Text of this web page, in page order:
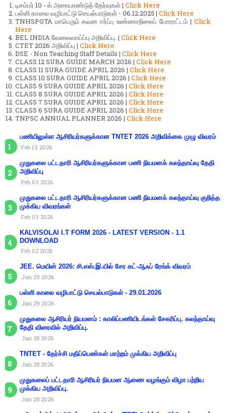
டிசம்பர் 10 - ல் அரையாண்டுத் தேர்வுகள் | Click Here
பள்ளி காலை வழிபாட்டு செயல்பாடுகள் - 06.12.2025 | Click Here
TNHSPGTA மாபெரும் கவன ஈர்ப்பு உண்ணாநிலைப் போராட்டம் | Click
Here
BEL INDIA வேலைவாய்ப்பு அறிவிப்பு. | Click Here
CTET 2026 அறிவிப்பு | Click Here
DSE - Non Teaching Staff Details | Click Here
CLASS 12 SURA GUIDE MARCH 2026 | Click Here
CLASS 11 SURA GUIDE APRIL 2026 | Click Here
CLASS 10 SURA GUIDE APRIL 2026 | Click Here
CLASS 9 SURA GUIDE APRIL 2026 | Click Here
CLASS 8 SURA GUIDE APRIL 2026 | Click Here
CLASS 7 SURA GUIDE APRIL 2026 | Click Here
CLASS 6 SURA GUIDE APRIL 2026 | Click Here
TNPSC ANNUAL PLANNER 2026 | Click Here
பணியிலுள்ள ஆசிரியர்களுக்கான TNTET 2026 அறிவிக்கை முழு விவரம்
Feb 13 2026
முதுகலை பட்டதாரி ஆசிரியர்களுக்கான பணி நியமனக் கலந்தாய்வு தேதி
அறிவிப்பு
Feb 03 2026
முதுகலை பட்டதாரி ஆசிரியர்களுக்கான பணி நியமனக் கலந்தாய்வு குறித்த
முக்கிய விவரங்கள்
Feb 03 2026
KALVISOLAI I.T FORM 2026 - LATEST VERSION - 1.1
DOWNLOAD
Feb 02 2026
JEE. மெயின் 2026: சி.எஸ்.இ.யில் சேர கட்-ஆஃப் ரேங்க் விவரம்
Jan 29 2026
பள்ளி காலை வழிபாட்டு செயல்பாடுகள் - 29.01.2026
Jan 29 2026
முதுகலை ஆசிரியர் நியமனம் : காலிப்பணியிடங்கள் சேகரிப்பு. கலந்தாய்வு
தேதி விரைவில் அறிவிப்பு.
Jan 28 2026
TNTET - தேர்ச்சி மதிப்பெண்கள் மாற்றம் முக்கிய அறிவிப்பு
Jan 28 2026
முதுகலைப் பட்டதாரி ஆசிரியர் நியமன ஆணை வழங்கும் விழா பற்றிய
முக்கிய அறிவிப்பு.
Jan 28 2026